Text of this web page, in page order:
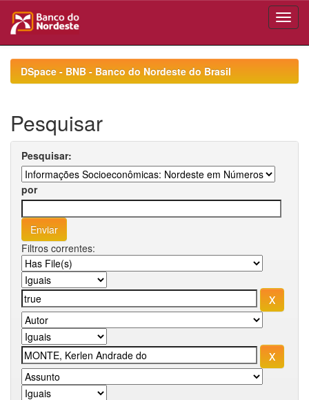
navigationDSpace - BNB - Banco do Nordeste do Brasil
Pesquisar
Pesquisar:
por
Filtros correntes: